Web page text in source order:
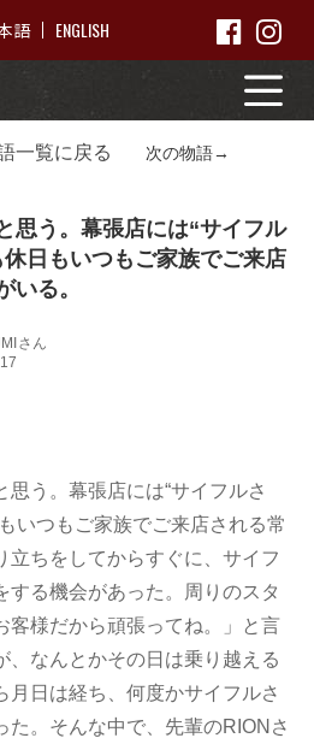
語 ENGLISH
一覧に戻る 次の物語→
思う。幕張店には“サイフル
日もいつもご家族でご来店
いる。
さん
う。幕張店には“サイフルさ
いつもご家族でご来店される常
立ちをしてからすぐに、サイフ
する機会があった。周りのスタ
客様だから頑張ってね。」と言
、なんとかその日は乗り越える
月日は経ち、何度かサイフルさ
た。そんな中で、先輩のRIONさ